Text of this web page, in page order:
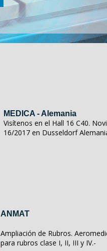
MEDICA - Alemania
Visítenos en el Hall 16 C40.
16/2017 en Dusseldorf
ANMAT
Ampliación de Rubros.
para rubros clase I, II, III y IV.-